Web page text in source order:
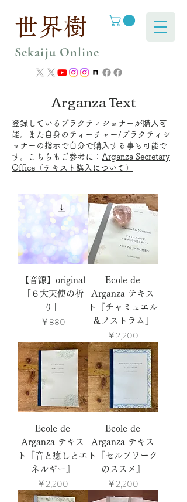
世界樹
Sekaiju Online
Arganza Text
登録しているプラクティショナーが購入可
能。また自身のティーチャー/プラクティシ
ョナーの指示で自分で購入する事も可能で
す。​こちらもご参考に： Arganza Secretary
Office（テキスト購入について）
【音源】original
「６大天使の祈
り」
価格
￥880
Ecole de
Arganza テキス
ト『チャミュエル
＆ノストラム』
価格
￥2,200
Ecole de
Arganza テキス
ト『音と癒しとエ
ネルギー』
価格
￥2,200
Ecole de
Arganza テキス
ト『セルフワーク
のススメ』
価格
￥2,200